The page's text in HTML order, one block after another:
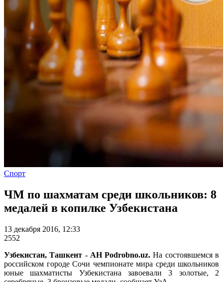
Спорт
ЧМ по шахматам среди школьников: 8
медалей в копилке Узбекистана
13 декабря 2016, 12:33
2552
Узбекистан, Ташкент - АН Podrobno.uz. На состоявшемся в
российском городе Сочи чемпионате мира среди школьников
юные шахматисты Узбекистана завоевали 3 золотые, 2